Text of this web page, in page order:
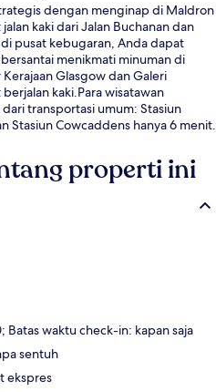
dengan menginap di Maldron
kaki dari Jalan Buchanan dan
pusat kebugaran, Anda dapat
menikmati minuman di
Glasgow dan Galeri
kaki.Para wisatawan
transportasi umum: Stasiun
Stasiun Cowcaddens hanya 6 menit.
properti ini
Batas waktu check-in: kapan saja
sentuh
ekspres